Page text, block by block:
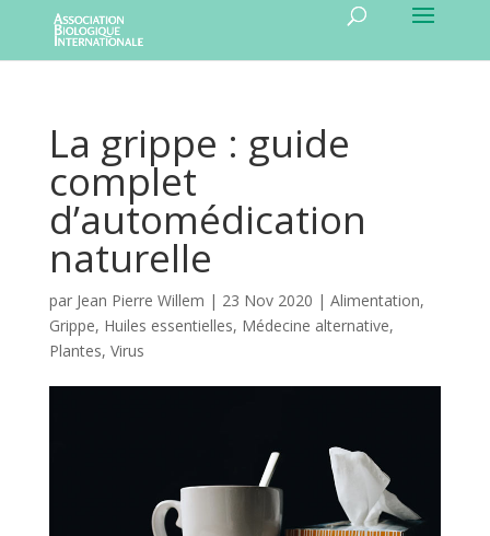
La grippe : guide
complet
d’automédication
naturelle
par Jean Pierre Willem | 23 Nov 2020 | Alimentation,
Grippe, Huiles essentielles, Médecine alternative,
Plantes, Virus